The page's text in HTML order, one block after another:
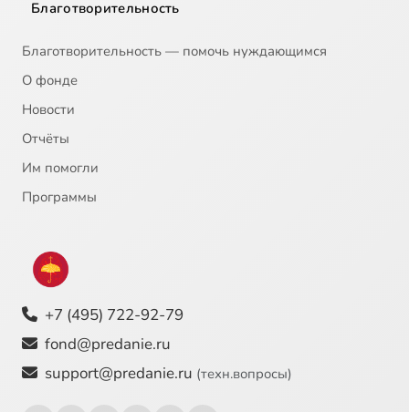
Благотворительность
Благотворительность — помочь нуждающимся
О фонде
Новости
Отчёты
Им помогли
Программы
+7 (495) 722-92-79
fond@predanie.ru
support@predanie.ru (техн.вопросы)